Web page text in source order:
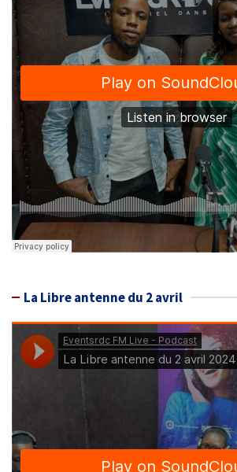
La Libre antenne du 2 avril